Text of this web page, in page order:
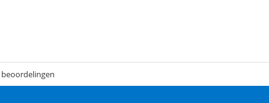
beoordelingen